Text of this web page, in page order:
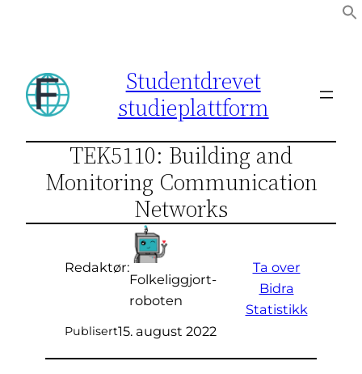
Studentdrevet
studieplattform
TEK5110: Building and
Monitoring Communication
Networks
Redaktør:
Folkeliggjort-
roboten
Publisert15. august 2022
Ta over
Bidra
Statistikk